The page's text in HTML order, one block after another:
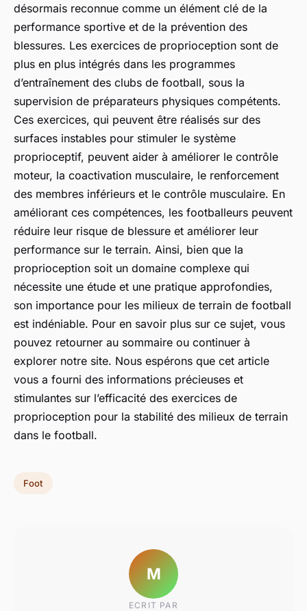
désormais reconnue comme un élément clé de la
performance sportive et de la prévention des
blessures. Les exercices de proprioception sont de
plus en plus intégrés dans les programmes
d’entraînement des clubs de football, sous la
supervision de préparateurs physiques compétents.
Ces exercices, qui peuvent être réalisés sur des
surfaces instables pour stimuler le système
proprioceptif, peuvent aider à améliorer le contrôle
moteur, la coactivation musculaire, le renforcement
des membres inférieurs et le contrôle musculaire. En
améliorant ces compétences, les footballeurs peuvent
réduire leur risque de blessure et améliorer leur
performance sur le terrain. Ainsi, bien que la
proprioception soit un domaine complexe qui
nécessite une étude et une pratique approfondies,
son importance pour les milieux de terrain de football
est indéniable. Pour en savoir plus sur ce sujet, vous
pouvez retourner au sommaire ou continuer à
explorer notre site. Nous espérons que cet article
vous a fourni des informations précieuses et
stimulantes sur l’efficacité des exercices de
proprioception pour la stabilité des milieux de terrain
dans le football.
Foot
M
ECRIT PAR